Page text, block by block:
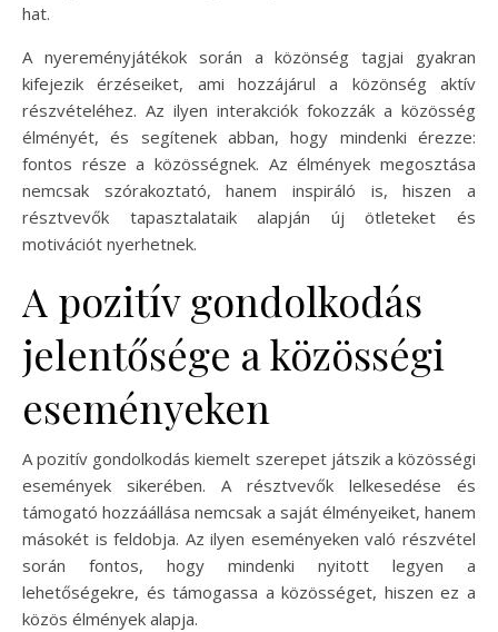
hat.
A nyereményjátékok során a közönség tagjai gyakran
kifejezik érzéseiket, ami hozzájárul a közönség aktív
részvételéhez. Az ilyen interakciók fokozzák a közösség
élményét, és segítenek abban, hogy mindenki érezze:
fontos része a közösségnek. Az élmények megosztása
nemcsak szórakoztató, hanem inspiráló is, hiszen a
résztvevők tapasztalataik alapján új ötleteket és
motivációt nyerhetnek.
A pozitív gondolkodás
jelentősége a közösségi
eseményeken
A pozitív gondolkodás kiemelt szerepet játszik a közösségi
események sikerében. A résztvevők lelkesedése és
támogató hozzáállása nemcsak a saját élményeiket, hanem
másokét is feldobja. Az ilyen eseményeken való részvétel
során fontos, hogy mindenki nyitott legyen a
lehetőségekre, és támogassa a közösséget, hiszen ez a
közös élmények alapja.